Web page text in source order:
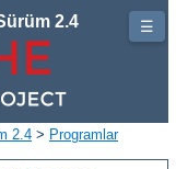
2.4
2.4 > Programlar
☰